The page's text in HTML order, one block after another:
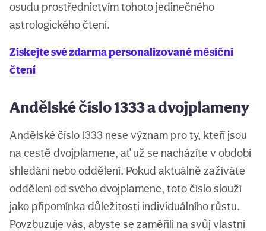
osudu prostřednictvím tohoto jedinečného
astrologického čtení.
Získejte své zdarma personalizované měsíční
čtení
Andělské číslo 1333 a dvojplameny
Andělské číslo 1333 nese význam pro ty, kteří jsou
na cestě dvojplamene, ať už se nacházíte v období
shledání nebo oddělení. Pokud aktuálně zažíváte
oddělení od svého dvojplamene, toto číslo slouží
jako připomínka důležitosti individuálního růstu.
Povzbuzuje vás, abyste se zaměřili na svůj vlastní